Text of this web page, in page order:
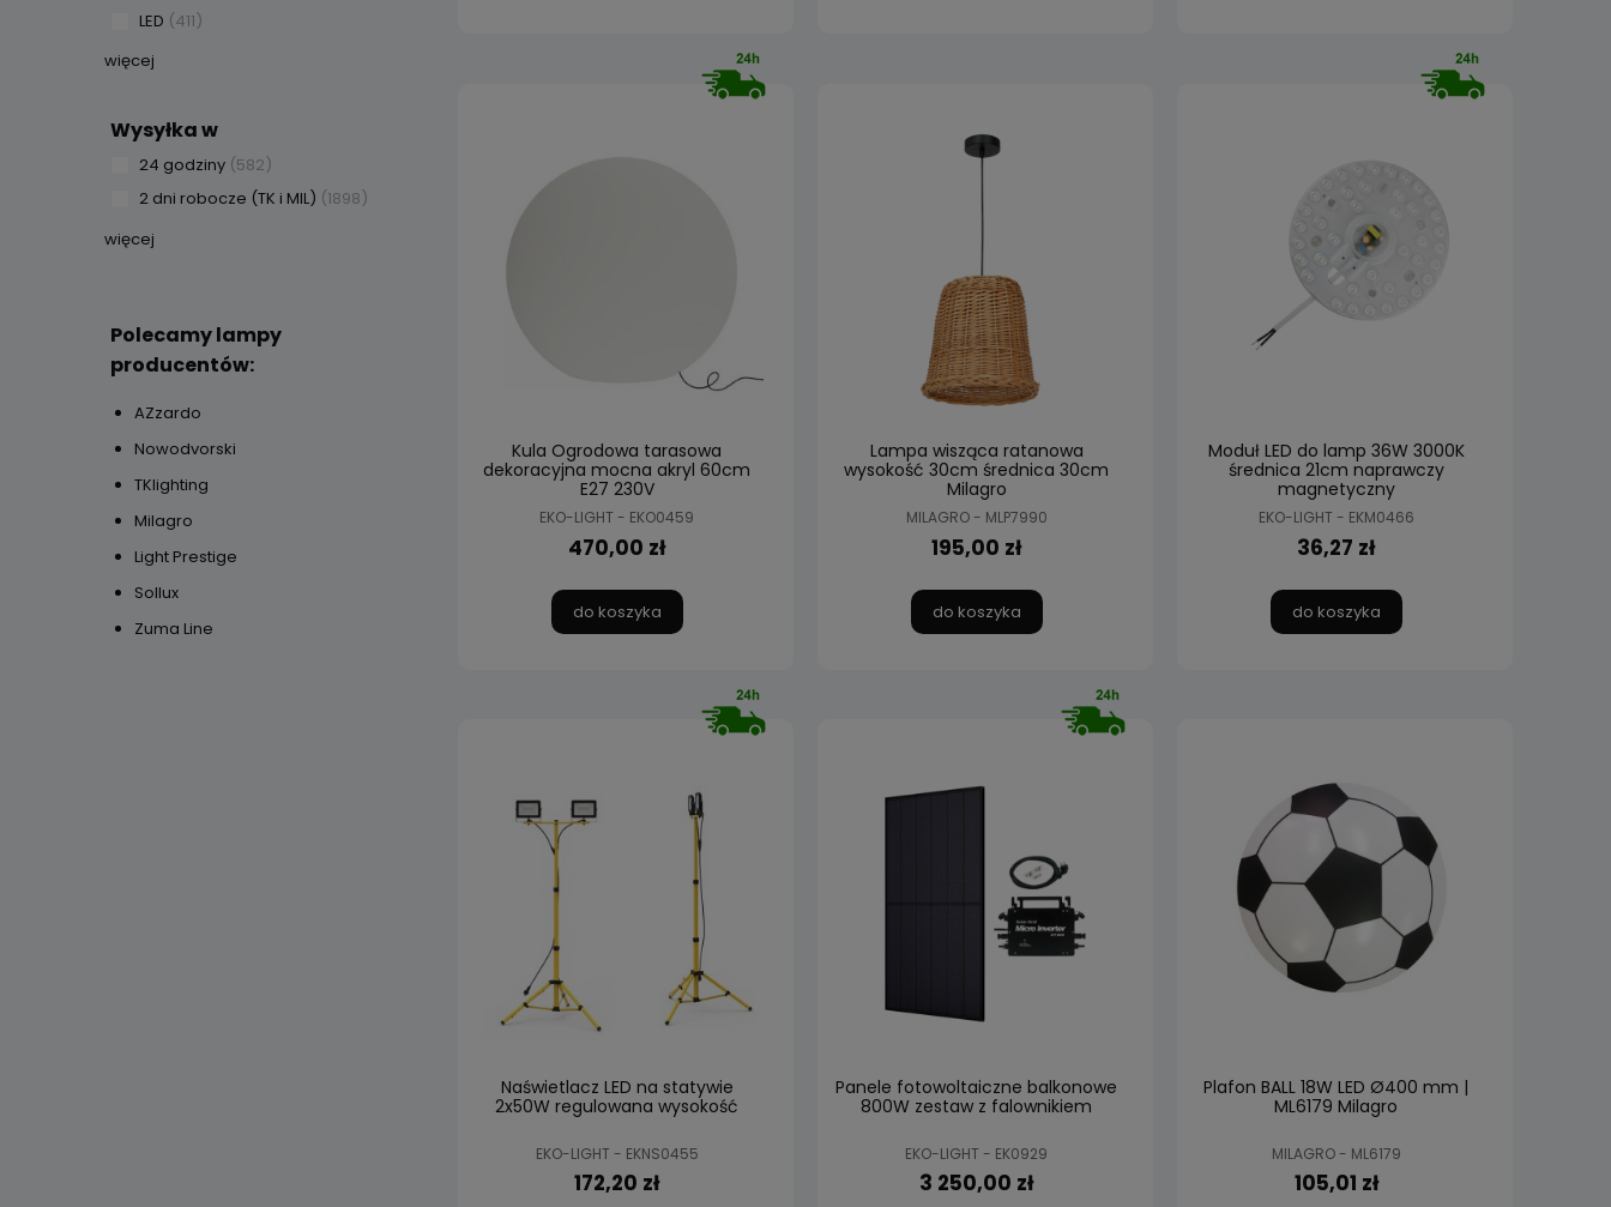
LED (411)
więcej
Wysyłka w
24 godziny (582)
2 dni robocze (TK i MIL) (1898)
więcej
Polecamy lampy
producentów:
AZzardo
Nowodvorski
TKlighting
Milagro
Light Prestige
Sollux
Zuma Line
Kula Ogrodowa tarasowa
dekoracyjna mocna akryl 60cm
E27 230V
EKO-LIGHT - EKO0459
470,00 zł
do koszyka
Lampa wisząca ratanowa
wysokość 30cm średnica 30cm
Milagro
MILAGRO - MLP7990
195,00 zł
do koszyka
Moduł LED do lamp 36W 3000K
średnica 21cm naprawczy
magnetyczny
EKO-LIGHT - EKM0466
36,27 zł
do koszyka
Naświetlacz LED na statywie
2x50W regulowana wysokość
EKO-LIGHT - EKNS0455
172,20 zł
Panele fotowoltaiczne balkonowe
800W zestaw z falownikiem
EKO-LIGHT - EK0929
3 250,00 zł
Plafon BALL 18W LED Ø400 mm |
ML6179 Milagro
MILAGRO - ML6179
105,01 zł